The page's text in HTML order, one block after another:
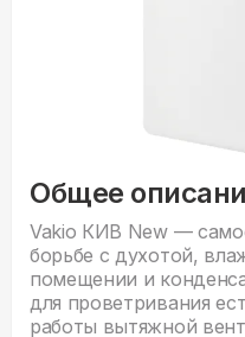
Общее
Vakio КИВ New —
борьбе с духотой,
помещении и
для проветривания
работы вытяжной